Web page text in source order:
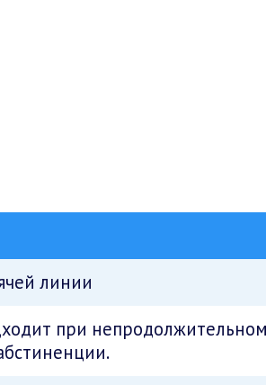
линии
при